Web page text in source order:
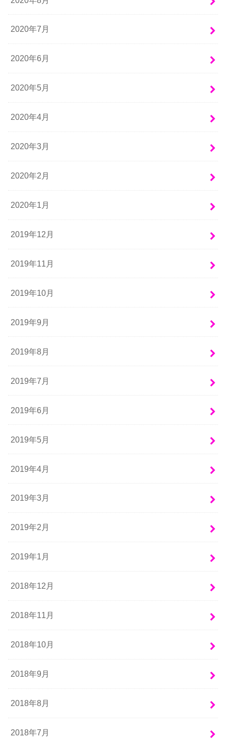
2020年7月
2020年6月
2020年5月
2020年4月
2020年3月
2020年2月
2020年1月
2019年12月
2019年11月
2019年10月
2019年9月
2019年8月
2019年7月
2019年6月
2019年5月
2019年4月
2019年3月
2019年2月
2019年1月
2018年12月
2018年11月
2018年10月
2018年9月
2018年8月
2018年7月